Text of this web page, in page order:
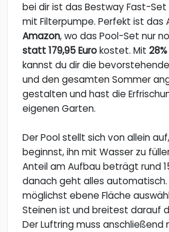
bei dir ist das Bestway Fast-
mit Filterpumpe. Perfekt ist das
Amazon, wo das Pool-Set nur
statt 179,95 Eurokostet. Mit
kannst du dir die
und den gesamten Sommer
gestalten und hast die
eigenen Garten.
Der Pool stellt sich von allein
beginnst, ihn mit Wasser zu
Anteil am Aufbau beträgt rund
danach geht alles
möglichst ebene Fläche
Steinen ist und breitest darauf
Der Luftring muss anschließend